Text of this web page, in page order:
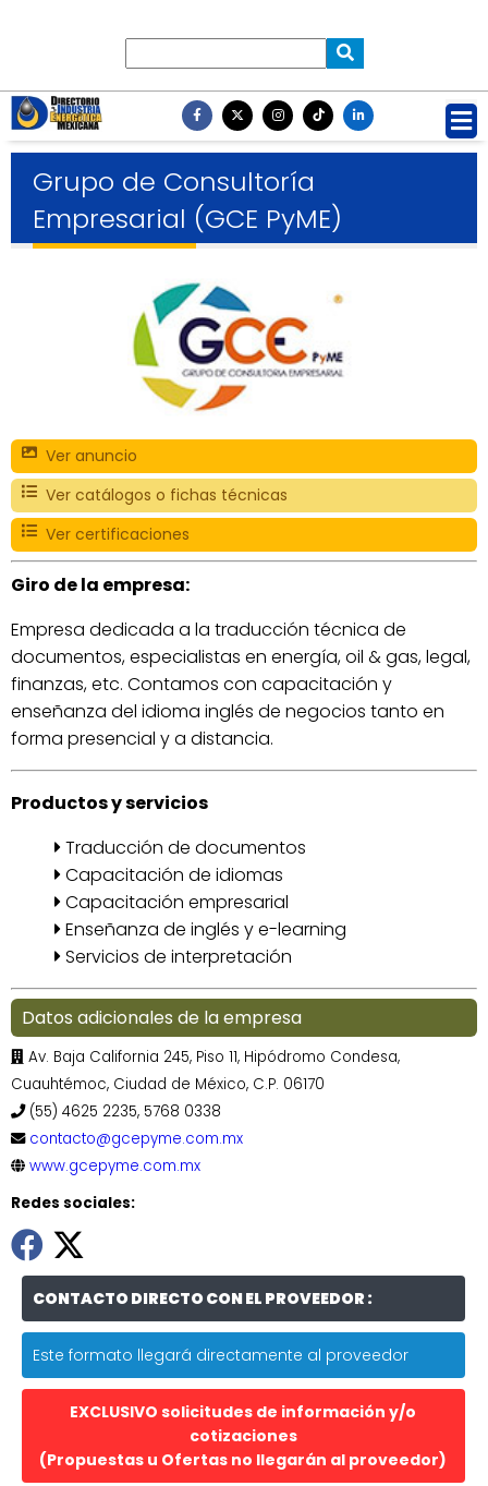
Grupo de Consultoría
Empresarial (GCE PyME)
Ver anuncio
Ver catálogos o fichas técnicas
Ver certificaciones
Giro de la empresa:
Empresa dedicada a la traducción técnica de
documentos, especialistas en energía, oil & gas, legal,
finanzas, etc. Contamos con capacitación y
enseñanza del idioma inglés de negocios tanto en
forma presencial y a distancia.
Productos y servicios
Traducción de documentos
Capacitación de idiomas
Capacitación empresarial
Enseñanza de inglés y e-learning
Servicios de interpretación
Datos adicionales de la empresa
Av. Baja California 245, Piso 11, Hipódromo Condesa,
Cuauhtémoc, Ciudad de México, C.P. 06170
(55) 4625 2235, 5768 0338
contacto@gcepyme.com.mx
www.gcepyme.com.mx
Redes sociales:
CONTACTO DIRECTO CON EL PROVEEDOR :
Este formato llegará directamente al proveedor
EXCLUSIVO solicitudes de información y/o
cotizaciones
(Propuestas u Ofertas no llegarán al proveedor)